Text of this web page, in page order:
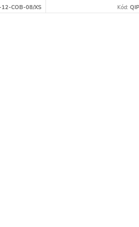
12-COB-08/XS
ideálna na turistiku aj
Kód: